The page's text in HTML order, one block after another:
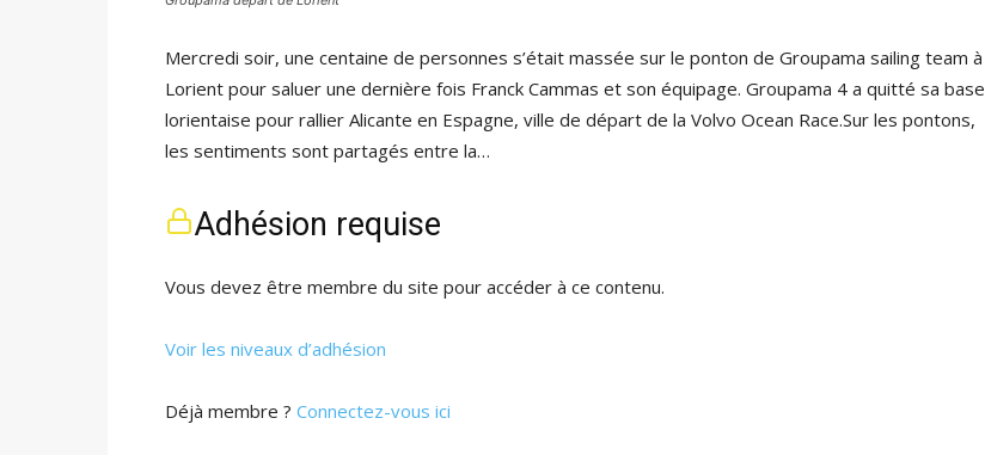
Mercredi soir, une centaine de personnes s’était massée sur le ponton de Groupama sailing team à
Lorient pour saluer une dernière fois Franck Cammas et son équipage. Groupama 4 a quitté sa base
lorientaise pour rallier Alicante en Espagne, ville de départ de la Volvo Ocean Race.Sur les pontons,
les sentiments sont partagés entre la…
Adhésion requise
Vous devez être membre du site pour accéder à ce contenu.
Voir les niveaux d’adhésion
Déjà membre ? Connectez-vous ici